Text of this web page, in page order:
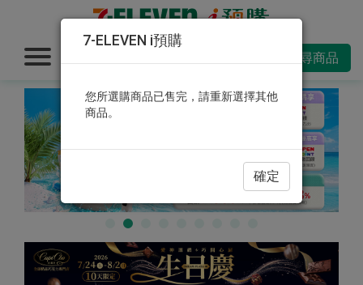
搜尋商品
7-ELEVEN i預購
您所選購商品已售完，請重新選擇其他
商品。
確定